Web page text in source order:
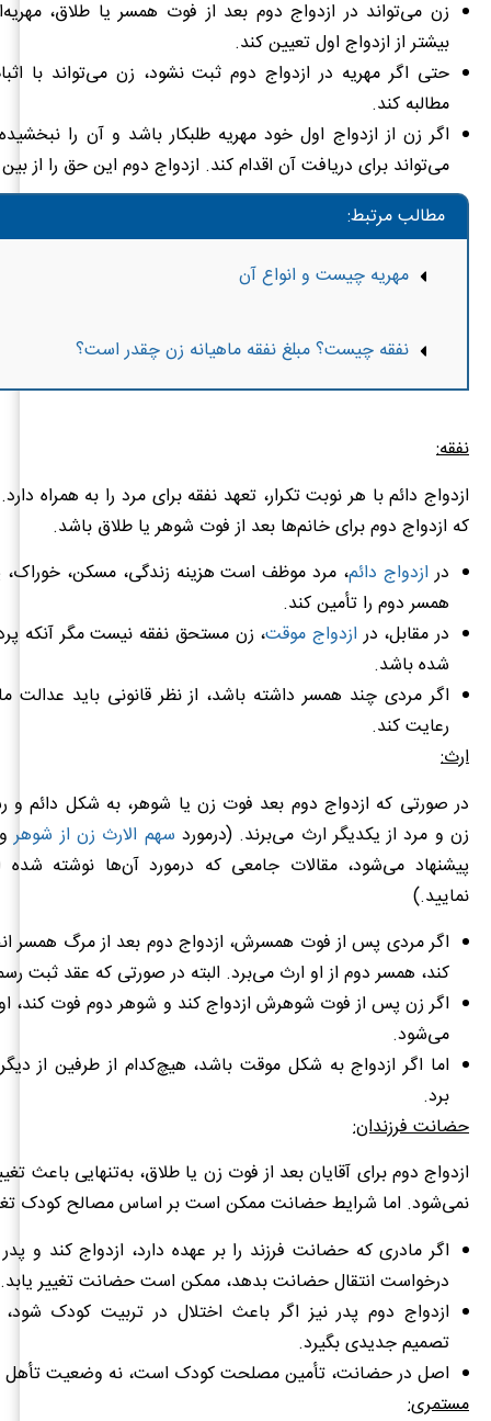
زن می‌تواند در ازدواج دوم بعد از فوت همسر یا طلاق،
بیشتر از ازدواج اول تعیین کند.
حتی اگر مهریه در ازدواج دوم ثبت نشود، زن می‌تواند با
مطالبه کند.
اگر زن از ازدواج اول خود مهریه طلبکار باشد و آن را
می‌تواند برای دریافت آن اقدام کند. ازدواج دوم این حق را از
مطالب مرتبط:
مهریه چیست و انواع آن
نفقه چیست؟ مبلغ نفقه ماهیانه زن چقدر است؟
نفقه:
ازدواج دائم با هر نوبت تکرار، تعهد نفقه برای مرد را به همراه
که ازدواج دوم برای خانم‌ها بعد از فوت شوهر یا طلاق باشد.
در ازدواج دائم، مرد موظف است هزینه زندگی، مسکن،
همسر دوم را تأمین کند.
در مقابل، در ازدواج موقت، زن مستحق نفقه نیست مگر آنکه
شده باشد.
اگر مردی چند همسر داشته باشد، از نظر قانونی باید عدالت
رعایت کند.
ارث:
در صورتی که ازدواج دوم بعد فوت زن یا شوهر، به شکل دائم
زن و مرد از یکدیگر ارث می‌برند. (درمورد سهم الارث زن از شوهر
پیشنهاد می‌شود، مقالات جامعی که درمورد آن‌ها نوشته شده
نمایید.)
اگر مردی پس از فوت همسرش، ازدواج دوم بعد از مرگ همسر
کند، همسر دوم از او ارث می‌برد. البته در صورتی که عقد ثبت
اگر زن پس از فوت شوهرش ازدواج کند و شوهر دوم فوت کند،
می‌شود.
اما اگر ازدواج به شکل موقت باشد، هیچ‌کدام از طرفین از
برد.
حضانت فرزندان:
ازدواج دوم برای آقایان بعد از فوت زن یا طلاق، به‌تنهایی باعث
نمی‌شود. اما شرایط حضانت ممکن است بر اساس مصالح کودک
اگر مادری که حضانت فرزند را بر عهده دارد، ازدواج کند و
درخواست انتقال حضانت بدهد، ممکن است حضانت تغییر یابد.
ازدواج دوم پدر نیز اگر باعث اختلال در تربیت کودک شود،
تصمیم جدیدی بگیرد.
اصل در حضانت، تأمین مصلحت کودک است، نه وضعیت تأهل
مستمری: